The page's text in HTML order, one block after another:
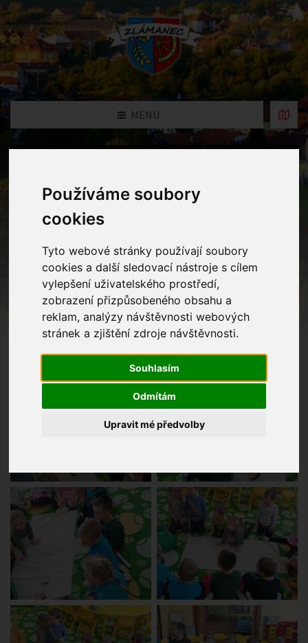
Používáme soubory
cookies
Tyto webové stránky používají soubory
cookies a další sledovací nástroje s cílem
vylepšení uživatelského prostředí,
zobrazení přizpůsobeného obsahu a
reklam, analýzy návštěvnosti webových
stránek a zjištění zdroje návštěvnosti.
Souhlasím
Odmítám
Upravit mé předvolby
MENU
Celé dopoledne strávené v Kouzelném